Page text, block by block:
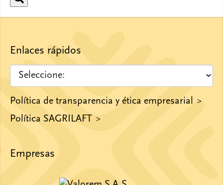
Enlaces rápidos
Política de transparencia y ética empresarial
Política SAGRILAFT
Empresas